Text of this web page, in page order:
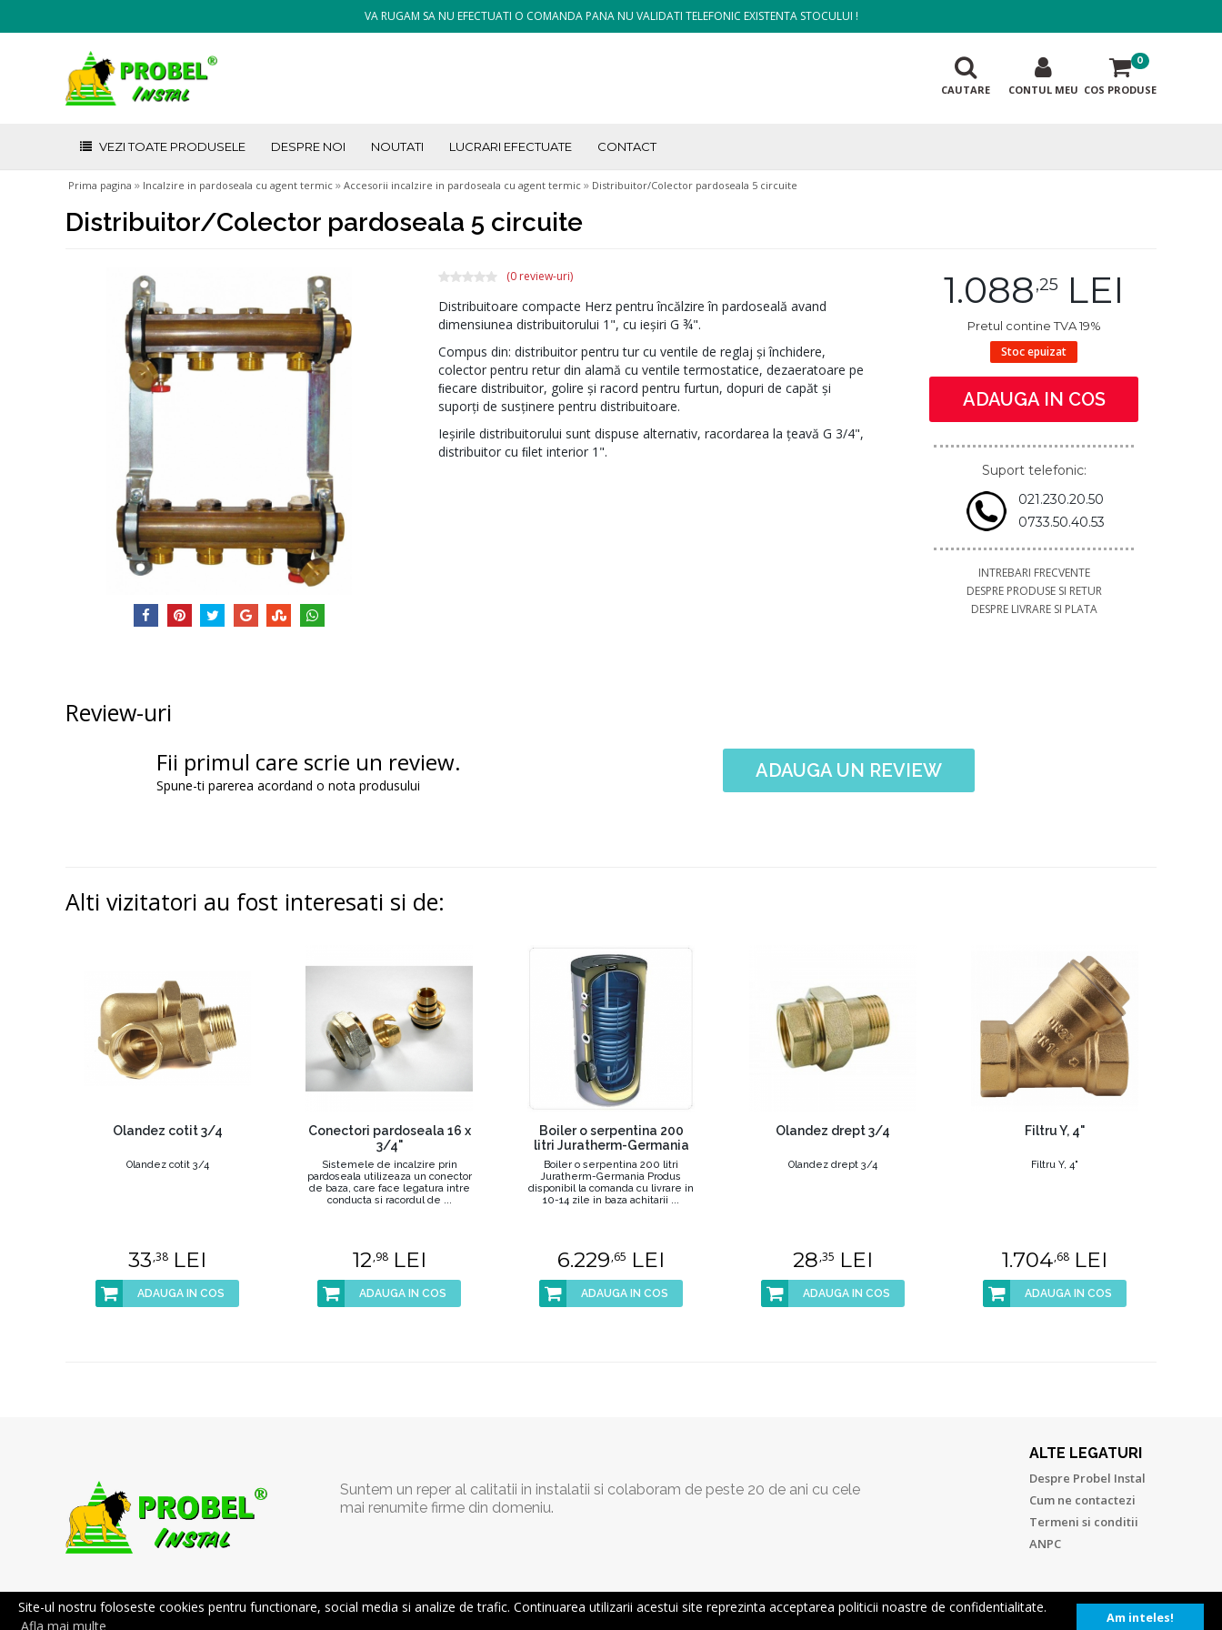
Site-ul nostru foloseste cookies pentru functionare, social media si analize de trafic. Continuarea utilizarii acestui site reprezinta acceptarea politicii noastre de confidentialitate.
Afla mai multe
Am inteles!
VA RUGAM SA NU EFECTUATI O COMANDA PANA NU VALIDATI TELEFONIC EXISTENTA STOCULUI !
COS PRODUSE
0
CONTUL MEU
CAUTARE
VEZI TOATE PRODUSELE DESPRE NOI NOUTATI LUCRARI EFECTUATE CONTACT
Prima pagina » Incalzire in pardoseala cu agent termic » Accesorii incalzire in pardoseala cu agent termic » Distribuitor/Colector pardoseala 5 circuite
Distribuitor/Colector pardoseala 5 circuite
(0 review-uri)
Distribuitoare compacte Herz pentru încălzire în pardoseală avand
dimensiunea distribuitorului 1", cu ieșiri G ¾".
Compus din: distribuitor pentru tur cu ventile de reglaj şi închidere,
colector pentru retur din alamă cu ventile termostatice, dezaeratoare pe
ﬁecare distribuitor, golire şi racord pentru furtun, dopuri de capăt şi
suporţi de susţinere pentru distribuitoare.
Ieşirile distribuitorului sunt dispuse alternativ, racordarea la ţeavă G 3/4",
distribuitor cu ﬁlet interior 1".
1.088,25 LEI
Pretul contine TVA 19%
Stoc epuizat
ADAUGA IN COS
Suport telefonic:
021.230.20.50
0733.50.40.53
INTREBARI FRECVENTE
DESPRE PRODUSE SI RETUR
DESPRE LIVRARE SI PLATA
Review-uri
Fii primul care scrie un review.
Spune-ti parerea acordand o nota produsului
ADAUGA UN REVIEW
Alti vizitatori au fost interesati si de:
Olandez cotit 3/4
Olandez cotit 3/4
33,38LEI
ADAUGA IN COS
Conectori pardoseala 16 x
3/4"
Sistemele de incalzire prin
pardoseala utilizeaza un conector
de baza, care face legatura intre
conducta si racordul de ...
12,98LEI
ADAUGA IN COS
Boiler o serpentina 200
litri Juratherm-Germania
Boiler o serpentina 200 litri
Juratherm-Germania Produs
disponibil la comanda cu livrare in
10-14 zile in baza achitarii ...
6.229,65 LEI
ADAUGA IN COS
Olandez drept 3/4
Olandez drept 3/4
28,35 LEI
ADAUGA IN COS
Filtru Y, 4"
Filtru Y, 4"
1.704,68LEI
ADAUGA IN COS
Suntem un reper al calitatii in instalatii si colaboram de peste 20 de ani cu cele
mai renumite firme din domeniu.
ALTE LEGATURI
Despre Probel Instal
Cum ne contactezi
Termeni si conditii
ANPC